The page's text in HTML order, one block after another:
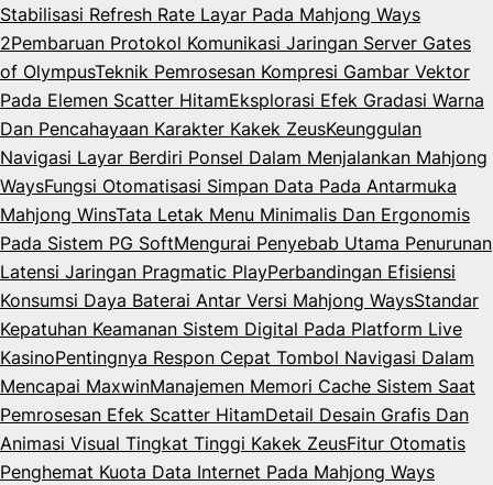
Stabilisasi Refresh Rate Layar Pada Mahjong Ways
2Pembaruan Protokol Komunikasi Jaringan Server Gates
of OlympusTeknik Pemrosesan Kompresi Gambar Vektor
Pada Elemen Scatter HitamEksplorasi Efek Gradasi Warna
Dan Pencahayaan Karakter Kakek ZeusKeunggulan
Navigasi Layar Berdiri Ponsel Dalam Menjalankan Mahjong
WaysFungsi Otomatisasi Simpan Data Pada Antarmuka
Mahjong WinsTata Letak Menu Minimalis Dan Ergonomis
Pada Sistem PG SoftMengurai Penyebab Utama Penurunan
Latensi Jaringan Pragmatic PlayPerbandingan Efisiensi
Konsumsi Daya Baterai Antar Versi Mahjong WaysStandar
Kepatuhan Keamanan Sistem Digital Pada Platform Live
KasinoPentingnya Respon Cepat Tombol Navigasi Dalam
Mencapai MaxwinManajemen Memori Cache Sistem Saat
Pemrosesan Efek Scatter HitamDetail Desain Grafis Dan
Animasi Visual Tingkat Tinggi Kakek ZeusFitur Otomatis
Penghemat Kuota Data Internet Pada Mahjong Ways